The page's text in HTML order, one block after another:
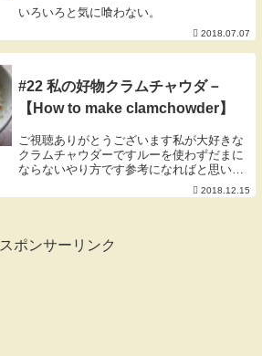
いろいろと気に喰わない。
2018.07.07
#22 私の好物クラムチャウダ－
【How to make clamchowder】
ご視聴ありがとうございます私が大好きな
クラムチャウダーですルーを使わずだまに
ならないやり方です参考になればと思いま
す【材料】・あさり ・・お好み ・玉ねぎ
・・1個 ・じゃがいも ・・2個 ・人参 ・・
2018.12.15
スポンサーリンク